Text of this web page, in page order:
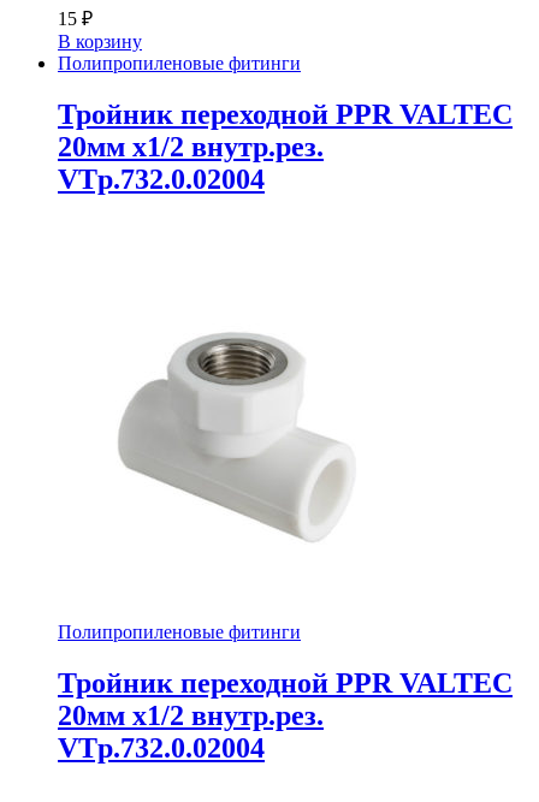
15 ₽
В корзину
Полипропиленовые фитинги
Тройник переходной PPR VALTEC
20мм х1/2 внутр.рез.
VTp.732.0.02004
Полипропиленовые фитинги
Тройник переходной PPR VALTEC
20мм х1/2 внутр.рез.
VTp.732.0.02004